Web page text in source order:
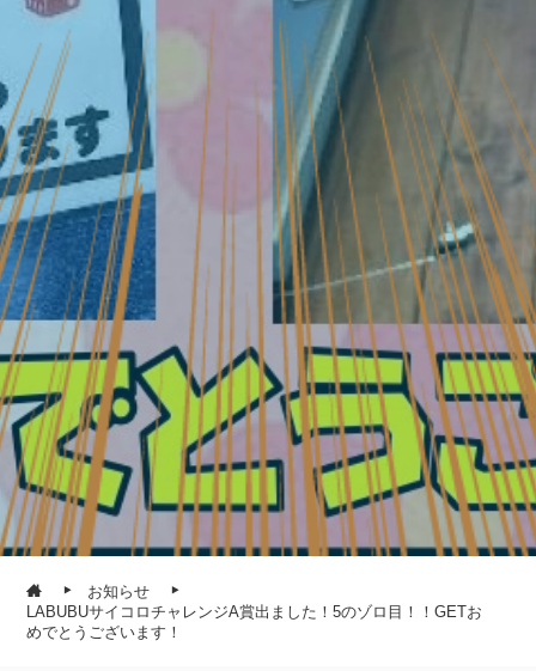
お知らせ
LABUBUサイコロチャレンジA賞出ました！5のゾロ目！！GETお
めでとうございます！